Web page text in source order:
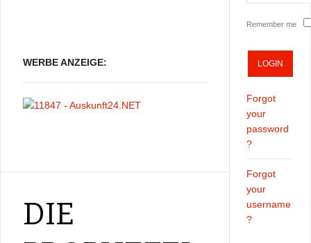
WERBE ANZEIGE:
DIE
Remember me
Forgot
your
password
?
Forgot
your
username
?